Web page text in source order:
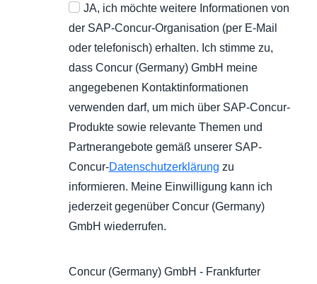
JA, ich möchte weitere Informationen von
der SAP-Concur-Organisation (per E-Mail
oder telefonisch) erhalten. Ich stimme zu,
dass Concur (Germany) GmbH meine
angegebenen Kontaktinformationen
verwenden darf, um mich über SAP-Concur-
Produkte sowie relevante Themen und
Partnerangebote gemäß unserer SAP-
Concur-Datenschutzerklärung zu
informieren. Meine Einwilligung kann ich
jederzeit gegenüber Concur (Germany)
GmbH wiederrufen.
Concur (Germany) GmbH - Frankfurter